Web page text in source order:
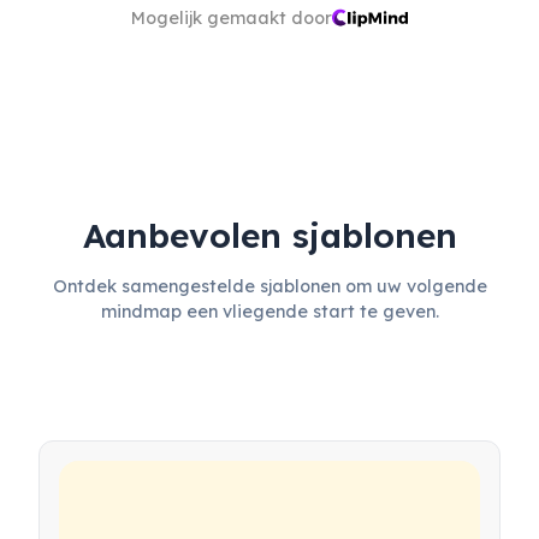
Mogelijk gemaakt door
Aanbevolen sjablonen
Ontdek samengestelde sjablonen om uw volgende
mindmap een vliegende start te geven.